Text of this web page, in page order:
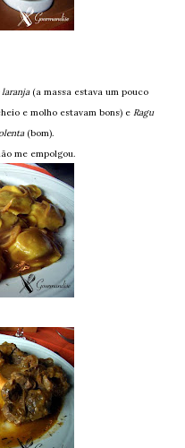
(a massa estava um pouco
e molho estavam bons) e Ragu
(bom).
me empolgou.